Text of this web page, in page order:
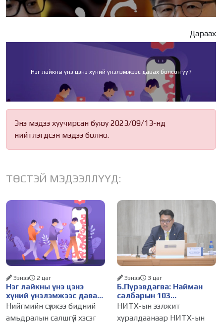
Дараах
Нэг лайкны үнэ цэнэ хүний үнэлэмжээс давах болсон уу?
Энэ мэдээ хуучирсан буюу 2023/09/13-нд
нийтлэгдсэн мэдээ болно.
ТӨСТЭЙ МЭДЭЭЛЛҮҮД:
Нэг лайкны үнэ цэнэ
хүний үнэлэмжээс давах
болсон уу?
Ээнээ 2 цаг
Нийгмийн сүлжээ бидний
амьдралын салшгүй хэсэг
Б.Пүрэвдагва: Найман
салбарын 103
үйлчилгээний
бүртгэлийг цуцалснаар
бизнес эрхлэхэд таатай
Ээнээ 3 цаг
НИТХ-ын ээлжит
хуралдаанаар НИТХ-ын